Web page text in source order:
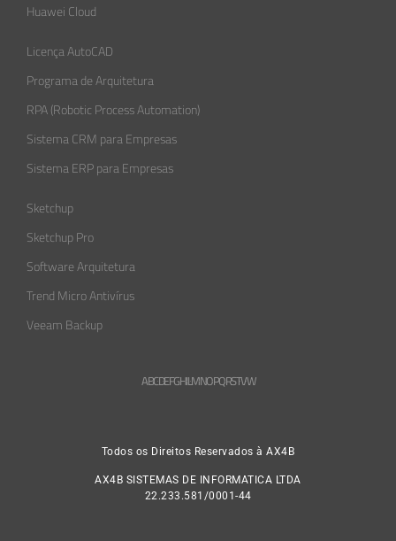
Huawei Cloud
Licença AutoCAD
Programa de Arquitetura
RPA (Robotic Process Automation)
Sistema CRM para Empresas
Sistema ERP para Empresas
Sketchup
Sketchup Pro
Software Arquitetura
Trend Micro Antivírus
Veeam Backup
ABCDEFGHLMNOPQRSTVW
Todos os Direitos Reservados à AX4B
AX4B SISTEMAS DE INFORMATICA LTDA
22.233.581/0001-44